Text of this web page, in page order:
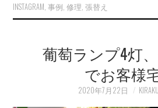
INSTAGRAM ,事例 ,修理 ,張替え
葡萄ランプ4灯
でお客様
2020年7月22日